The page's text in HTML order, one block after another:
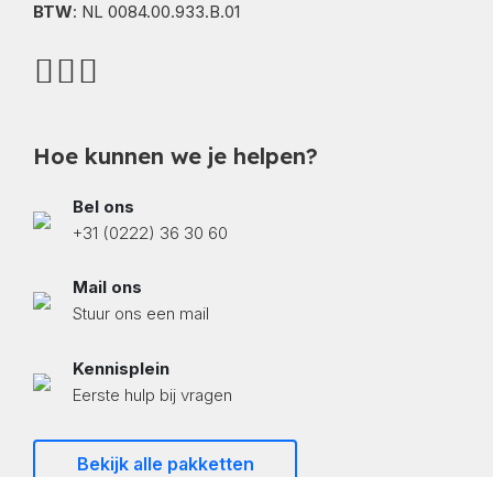
BTW: NL 0084.00.933.B.01
Hoe kunnen we je helpen?
Bel ons
+31 (0222) 36 30 60
Mail ons
Stuur ons een mail
Kennisplein
Eerste hulp bij vragen
Bekijk alle pakketten